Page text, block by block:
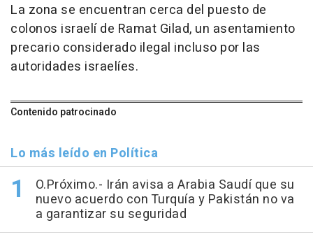
La zona se encuentran cerca del puesto de
colonos israelí de Ramat Gilad, un asentamiento
precario considerado ilegal incluso por las
autoridades israelíes.
Contenido patrocinado
Lo más leído en Política
O.Próximo.- Irán avisa a Arabia Saudí que su
nuevo acuerdo con Turquía y Pakistán no va
a garantizar su seguridad